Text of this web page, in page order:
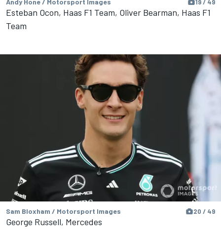
19 / 49
Esteban Ocon, Haas F1 Team, Oliver Bearman, Haas F1
Team
Sam Bloxham / Motorsport Images 20 / 49
George Russell, Mercedes